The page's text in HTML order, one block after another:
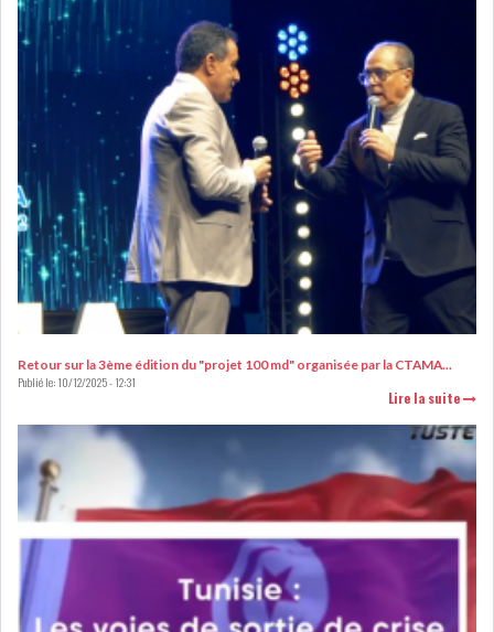
ARCHIVES DES COURS
HISTORIQUE ANALYSES HEBDOMADAIRES
GRAPHIQUE TUNINDEX
GRAPHIQUE DU TUNINDEX
RSS ANALYSES QUOTIDIENNES
RSS ANALYSES HEBDOMADAIRES
RSS ZOOMS
SECTEURS
ASSURANCES PHARMACEUTIQUE
Retour sur la 3ème édition du "projet 100 md" organisée par la CTAMA...
Publié le:10/12/2025 - 12:31
Lire la suite